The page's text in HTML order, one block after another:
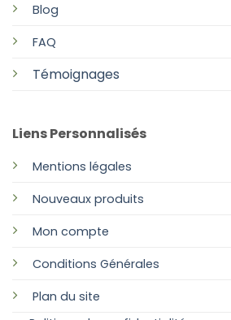
Blog
FAQ
Témoignages
Liens Personnalisés
Mentions légales
Nouveaux produits
Mon compte
Conditions Générales
Plan du site